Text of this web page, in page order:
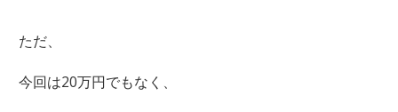
ただ、
今回は20万円でもなく、